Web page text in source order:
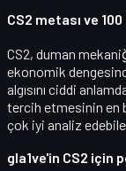
CS2 metası ve
CS2, duman
ekonomik
algısını ciddi
tercih etmesinin en
çok iyi analiz
gla1ve'in CS2 için